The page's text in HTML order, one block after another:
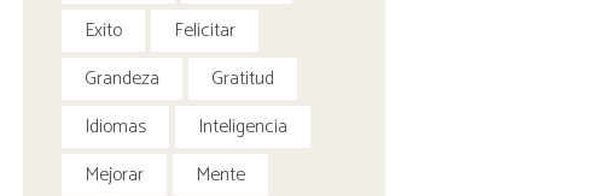
Exito
Felicitar
Grandeza
Gratitud
Idiomas
Inteligencia
Mejorar
Mente